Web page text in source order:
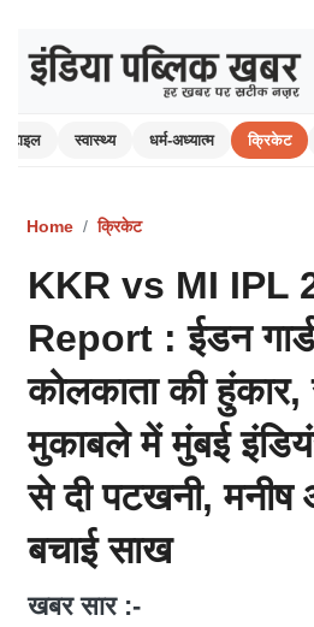
स्वास्थ्य धर्म-अध्यात्म क्रिकेट
Home क्रिकेट
KKR vs MI IPL
Report : ईडन
कोलकाता की हुंकार,
मुकाबले में मुंबई
से दी पटखनी, मनीष
बचाई साख
खबर सार :-